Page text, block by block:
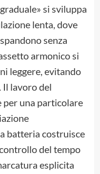
si sviluppa
lenta, dove
senza
armonico si
leggere, evitando
lavoro del
per una particolare
batteria costruisce
del tempo
esplicita